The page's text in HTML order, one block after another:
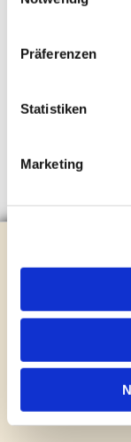
Präferenzen
Statistiken
Marketing
Evangelische
Brockhagener
0 52 04 /
Mail:
Newsletter
Kontakt und
Gemeinde- und